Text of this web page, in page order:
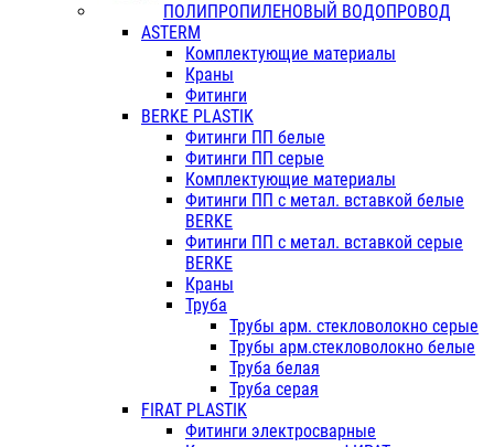
ПОЛИПРОПИЛЕНОВЫЙ ВОДОПРОВОД
ASTERM
Комплектующие материалы
Краны
Фитинги
BERKE PLASTIK
Фитинги ПП белые
Фитинги ПП серые
Комплектующие материалы
Фитинги ПП с метал. вставкой белые
BERKE
Фитинги ПП с метал. вставкой серые
BERKE
Краны
Труба
Трубы арм. стекловолокно серые
Трубы арм.стекловолокно белые
Труба белая
Труба серая
FIRAT PLASTIK
Фитинги электросварные